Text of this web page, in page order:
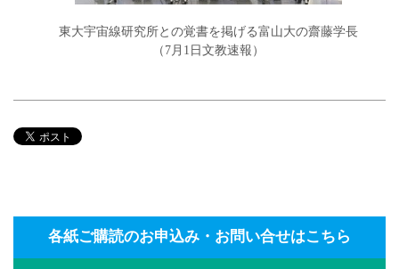
東大宇宙線研究所との覚書を掲げる富山大の齋藤学長
（7月1日文教速報）
各紙ご購読のお申込み・お問い合せはこちら